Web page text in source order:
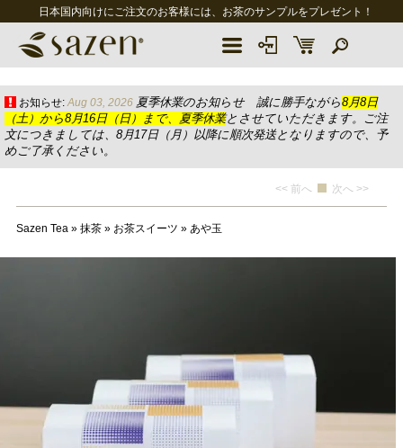
日本国内向けにご注文のお客様には、お茶のサンプルをプレゼント！
お知らせ: Aug 03, 2026 夏季休業のお知らせ 誠に勝手ながら8月8日
（土）から8月16日（日）まで、夏季休業とさせていただきます。ご注
文につきましては、8月17日（月）以降に順次発送となりますので、予
めご了承ください。
<< 前へ 次へ >>
Sazen Tea» 抹茶» お茶スイーツ » あや玉